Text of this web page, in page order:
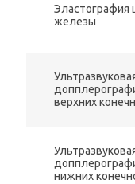
железы
верхних
нижних